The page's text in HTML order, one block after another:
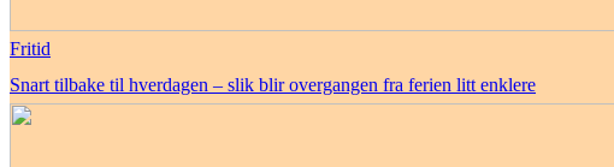
Fritid
Snart tilbake til hverdagen – slik blir overgangen fra ferien litt enklere